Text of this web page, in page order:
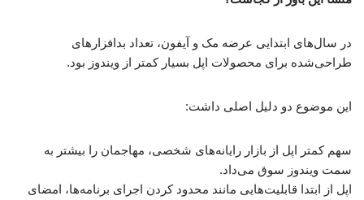
در سال‌های ابتدایی عرضه مک و آیفون، تعداد بدافزارهای
طراحی‌شده برای محصولات اپل بسیار کمتر از ویندوز بود.
این موضوع دو دلیل اصلی داشت:
سهم کمتر اپل از بازار رایانه‌های شخصی، مهاجمان را بیشتر به
سمت ویندوز سوق می‌داد.
اپل از ابتدا قابلیت‌هایی مانند محدود کردن اجرای برنامه‌ها، امضای